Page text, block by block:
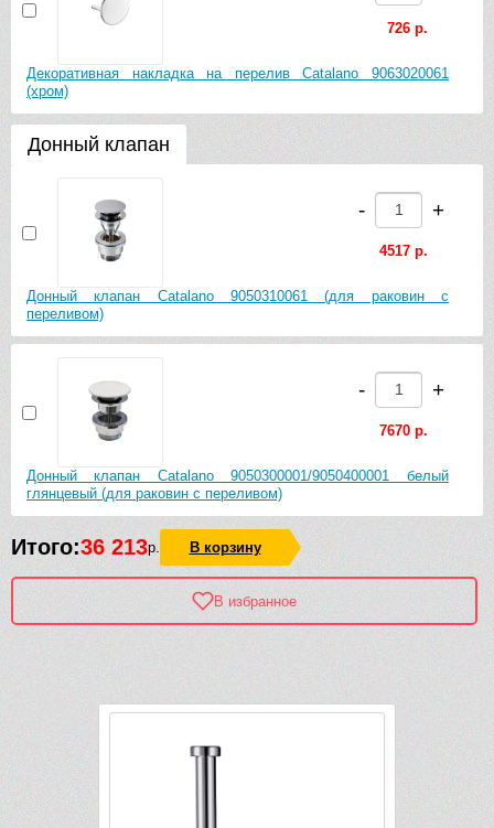
Декоративная накладка на перелив Catalano 9063020061
(хром)
726 р.
Донный клапан
Донный клапан Catalano 9050310061 (для раковин с
переливом)
- +
4517 р.
Донный клапан Catalano 9050300001/9050400001 белый
глянцевый (для раковин с переливом)
- +
7670 р.
Итого:36 213р. В корзину
В избранное